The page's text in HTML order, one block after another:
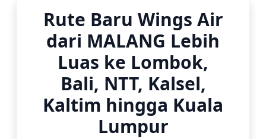
Rute Baru Wings Air
dari MALANG Lebih
Luas ke Lombok,
Bali, NTT, Kalsel,
Kaltim hingga Kuala
Lumpur